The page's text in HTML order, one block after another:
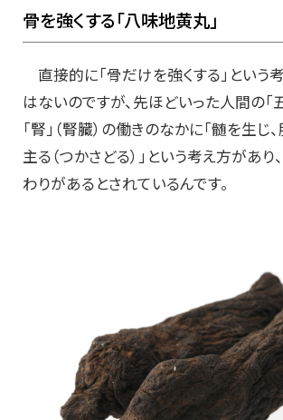
骨を強くする「八味地黄丸」
直接的に「骨だけを強くする」という
はないのですが、先ほどいった人間の「
「腎」（腎臓）の働きのなかに「髄を生じ
主る（つかさどる）」という考え方があり
わりがあるとされているんです。